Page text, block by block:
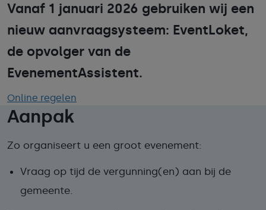
Vanaf 1 januari 2026 gebruiken wij een
nieuw aanvraagsysteem: EventLoket,
de opvolger van de
EvenementAssistent.
Online regelen
Aanpak
Zo organiseert u een groot evenement:
Vraag op tijd de vergunning(en) aan bij de
gemeente.